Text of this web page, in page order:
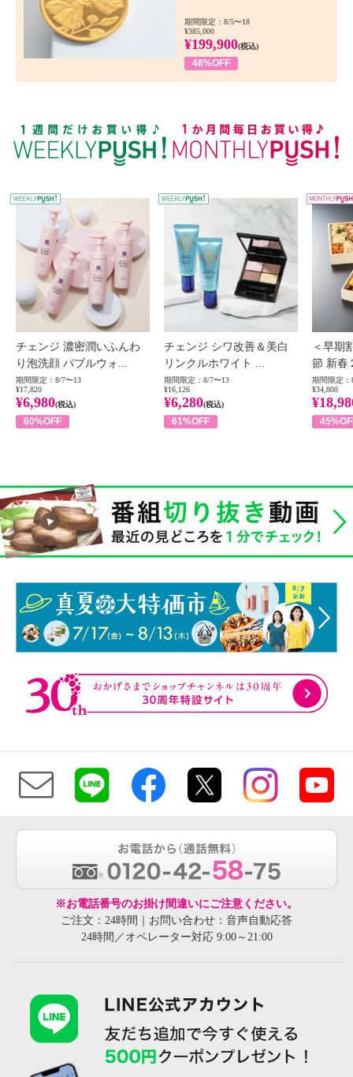
期間限定：8/5〜18
¥385,000
¥199,900(税込)
48%OFF
WEEKLY PUSH
チェンジ 濃密潤いふんわ
り泡洗顔 バブルウォ...
期間限定：8/7〜13
¥17,820
¥6,980(税込)
60%OFF
チェンジ シワ改善＆美白
リンクルホワイト ...
期間限定：8/7〜13
¥16,126
¥6,280(税込)
61%OFF
＜早期
節 新春
期間限定：
¥34,800
※お電話番号のお掛け間違いにご注意ください。
ご注文：24時間｜お問い合わせ：音声自動応答
24時間／オペレーター対応 9:00～21:00